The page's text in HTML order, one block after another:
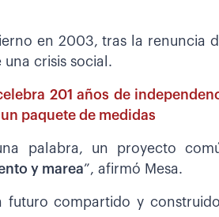
en 2003, tras la renuncia
una crisis social.
201 años de
paquete de medidas
palabra, un proyecto
y marea”, afirmó Mesa.
futuro compartido y